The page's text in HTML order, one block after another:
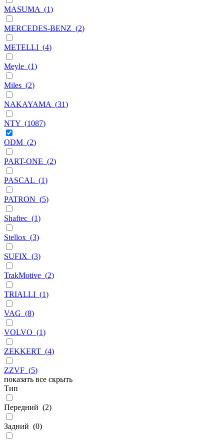
MASUMA (1)
MERCEDES-BENZ (2)
METELLI (4)
Meyle (1)
Miles (2)
NAKAYAMA (31)
NTY (1087)
ODM (2)
PART-ONE (2)
PASCAL (1)
PATRON (5)
Shaftec (1)
Stellox (3)
SUFIX (3)
TrakMotive (2)
TRIALLI (1)
VAG (8)
VOLVO (1)
ZEKKERT (4)
ZZVF (5)
показать все скрыть
Тип
Передний (2)
Задний (0)